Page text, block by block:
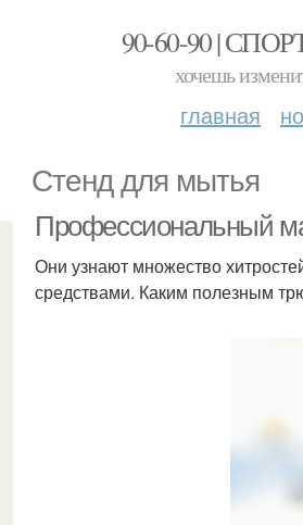
90-60-90 |
хочешь
главная
Стенд для мытья
Профессиональный
Они узнают множество
средствами. Каким полезным